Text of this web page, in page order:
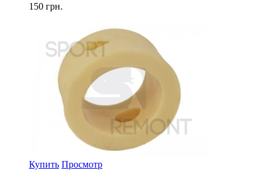
150 грн.
Купить Просмотр